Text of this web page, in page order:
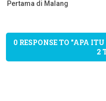
Pertama di Malang
0 RESPONSE TO "APA
2